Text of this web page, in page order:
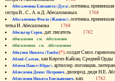
Абесаломова Елизавета (Дуга), осетинка,
сестра В., С., А. и Д. Абесаломовых 1768
Абесаломова Фекла (Жамкис), осетинка,
тетка И. Абесаломова 1768
Абильгор Серен, дат. писатель 1782
Абисаломов см. Абесаломов
Абисаломова см. Абесаломова
Абкузин Никита (Танба)(*), солдат Смол.
Аблай-Салтан, хан Киргиз-Кайсац. Средней
Аблеев Павел (Юрас), артиллер. погонщик,
Аблесимов Денис Петрович, двоюрод. дядя Н.Е.
Аблесимов Никита Емельянович, кап. 1782